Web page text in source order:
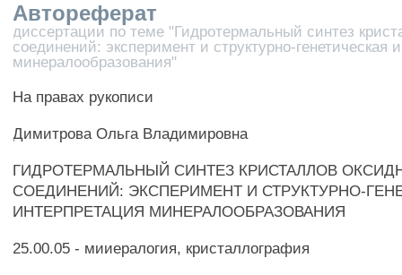
Автореферат
диссертации по теме "Гидротермальный синтез
соединений: эксперимент и структурно-генетическая
минералообразования"
На правах рукописи
Димитрова Ольга Владимировна
ГИДРОТЕРМАЛЬНЫЙ СИНТЕЗ КРИСТАЛЛОВ
СОЕДИНЕНИЙ: ЭКСПЕРИМЕНТ И СТРУКТУРНО-
ИНТЕРПРЕТАЦИЯ МИНЕРАЛООБРАЗОВАНИЯ
25.00.05 - мииералогия, кристаллография